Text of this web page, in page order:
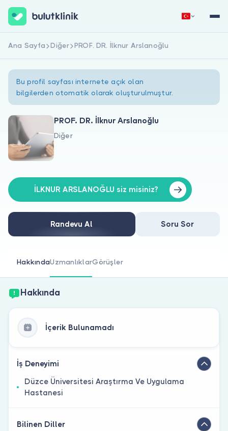
Hakkımızda
Doktorlar için
Doktor musunuz?
Hemen Kaydol Giriş Yap
Ana Sayfa Diğer PROF. DR. İlknur Arslanoğlu
Bu profil sayfası internete açık olan
bilgilerden otomatik olarak oluşturulmuştur.
PROF. DR. İlknur Arslanoğlu
Diğer
İLKNUR ARSLANOĞLU siz misiniz?
Randevu Al Soru Sor
HakkındaUzmanlıklarGörüşler
Hakkında
İçerik Bulunamadı
İş Deneyimi
Düzce Üniversitesi Araştırma Ve Uygulama
Hastanesi
Bilinen Diller